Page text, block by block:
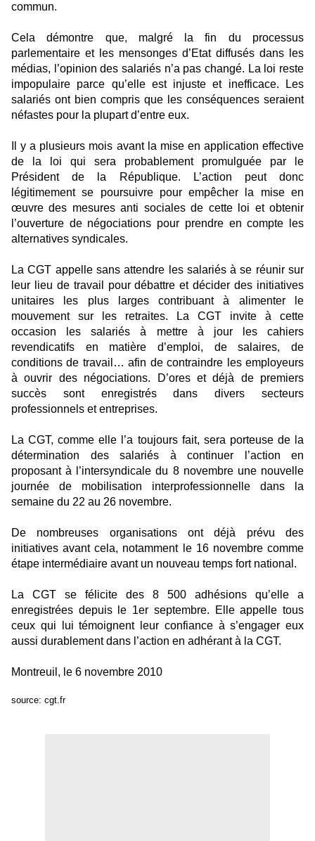
commun.
Cela démontre que, malgré la fin du processus
parlementaire et les mensonges d’Etat diffusés dans les
médias, l’opinion des salariés n’a pas changé. La loi reste
impopulaire parce qu’elle est injuste et inefficace. Les
salariés ont bien compris que les conséquences seraient
néfastes pour la plupart d’entre eux.
Il y a plusieurs mois avant la mise en application effective
de la loi qui sera probablement promulguée par le
Président de la République. L’action peut donc
légitimement se poursuivre pour empêcher la mise en
œuvre des mesures anti sociales de cette loi et obtenir
l’ouverture de négociations pour prendre en compte les
alternatives syndicales.
La CGT appelle sans attendre les salariés à se réunir sur
leur lieu de travail pour débattre et décider des initiatives
unitaires les plus larges contribuant à alimenter le
mouvement sur les retraites. La CGT invite à cette
occasion les salariés à mettre à jour les cahiers
revendicatifs en matière d’emploi, de salaires, de
conditions de travail… afin de contraindre les employeurs
à ouvrir des négociations. D’ores et déjà de premiers
succès sont enregistrés dans divers secteurs
professionnels et entreprises.
La CGT, comme elle l’a toujours fait, sera porteuse de la
détermination des salariés à continuer l’action en
proposant à l’intersyndicale du 8 novembre une nouvelle
journée de mobilisation interprofessionnelle dans la
semaine du 22 au 26 novembre.
De nombreuses organisations ont déjà prévu des
initiatives avant cela, notamment le 16 novembre comme
étape intermédiaire avant un nouveau temps fort national.
La CGT se félicite des 8 500 adhésions qu’elle a
enregistrées depuis le 1er septembre. Elle appelle tous
ceux qui lui témoignent leur confiance à s’engager eux
aussi durablement dans l’action en adhérant à la CGT.
Montreuil, le 6 novembre 2010
source: cgt.fr